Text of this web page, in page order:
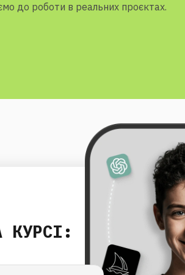
до роботи в реальних проєктах.